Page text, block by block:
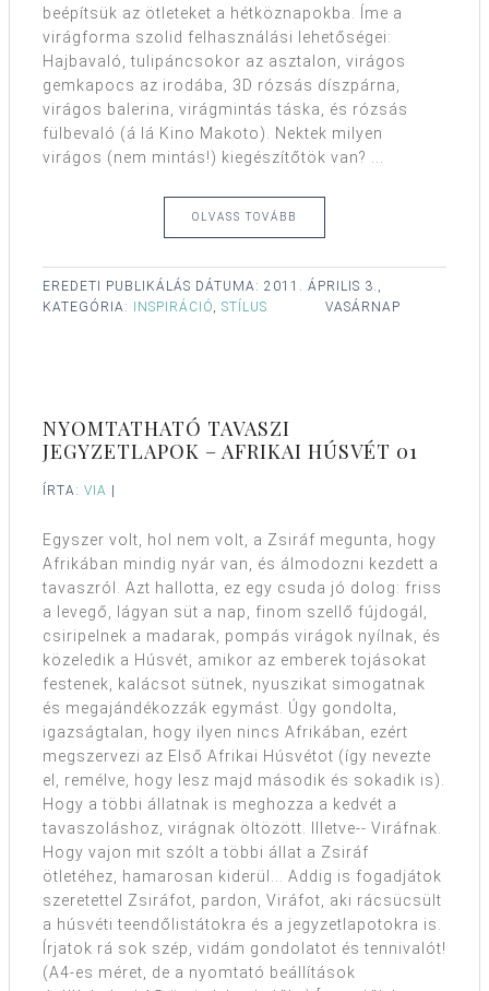
beépítsük az ötleteket a hétköznapokba. Íme a
virágforma szolid felhasználási lehetőségei:
Hajbavaló, tulipáncsokor az asztalon, virágos
gemkapocs az irodába, 3D rózsás díszpárna,
virágos balerina, virágmintás táska, és rózsás
fülbevaló (á lá Kino Makoto). Nektek milyen
virágos (nem mintás!) kiegészítőtök van? ...
OLVASS TOVÁBB
EREDETI PUBLIKÁLÁS DÁTUMA: 2011. ÁPRILIS 3.,
VASÁRNAP
KATEGÓRIA: INSPIRÁCIÓ, STÍLUS
NYOMTATHATÓ TAVASZI
JEGYZETLAPOK – AFRIKAI HÚSVÉT 01
ÍRTA: VIA
Egyszer volt, hol nem volt, a Zsiráf megunta, hogy
Afrikában mindig nyár van, és álmodozni kezdett a
tavaszról. Azt hallotta, ez egy csuda jó dolog: friss
a levegő, lágyan süt a nap, finom szellő fújdogál,
csiripelnek a madarak, pompás virágok nyílnak, és
közeledik a Húsvét, amikor az emberek tojásokat
festenek, kalácsot sütnek, nyuszikat simogatnak
és megajándékozzák egymást. Úgy gondolta,
igazságtalan, hogy ilyen nincs Afrikában, ezért
megszervezi az Első Afrikai Húsvétot (így nevezte
el, remélve, hogy lesz majd második és sokadik is).
Hogy a többi állatnak is meghozza a kedvét a
tavaszoláshoz, virágnak öltözött. Illetve-- Viráfnak.
Hogy vajon mit szólt a többi állat a Zsiráf
ötletéhez, hamarosan kiderül... Addig is fogadjátok
szeretettel Zsiráfot, pardon, Viráfot, aki rácsücsült
a húsvéti teendőlistátokra és a jegyzetlapotokra is.
Írjatok rá sok szép, vidám gondolatot és tennivalót!
(A4-es méret, de a nyomtató beállítások